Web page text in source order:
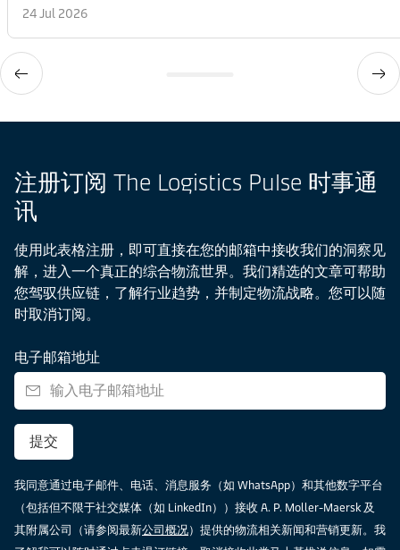
24 Jul 2026
注册订阅 The Logistics Pulse 时事通
讯
使用此表格注册，即可直接在您的邮箱中接收我们的洞察见
解，进入一个真正的综合物流世界。我们精选的文章可帮助
您驾驭供应链，了解行业趋势，并制定物流战略。您可以随
时取消订阅。
电子邮箱地址
提交
我同意通过电子邮件、电话、消息服务（如 WhatsApp）和其他数字平台
（包括但不限于社交媒体（如 LinkedIn））接收 A. P. Moller-Maersk 及
其附属公司（请参阅最新公司概况）提供的物流相关新闻和营销更新。我